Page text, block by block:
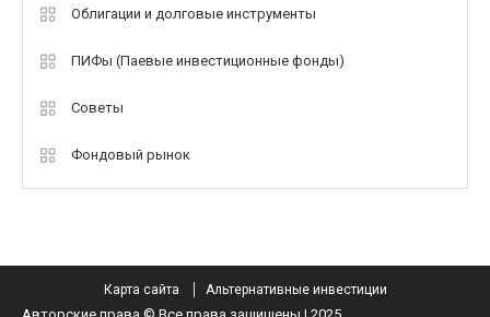
Облигации и долговые инструменты
ПИФы (Паевые инвестиционные фонды)
Советы
Фондовый рынок
Карта сайта Альтернативные инвестиции